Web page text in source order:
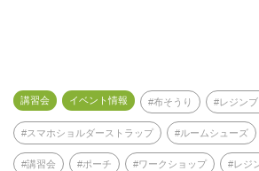
講習会 イベント情報 布そうり レジン
スマホショルダーストラップ ルームシューズ
講習会 ポーチ ワークショップ レジ